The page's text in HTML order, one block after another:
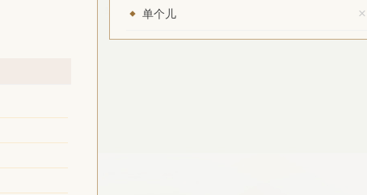
单个儿 ×